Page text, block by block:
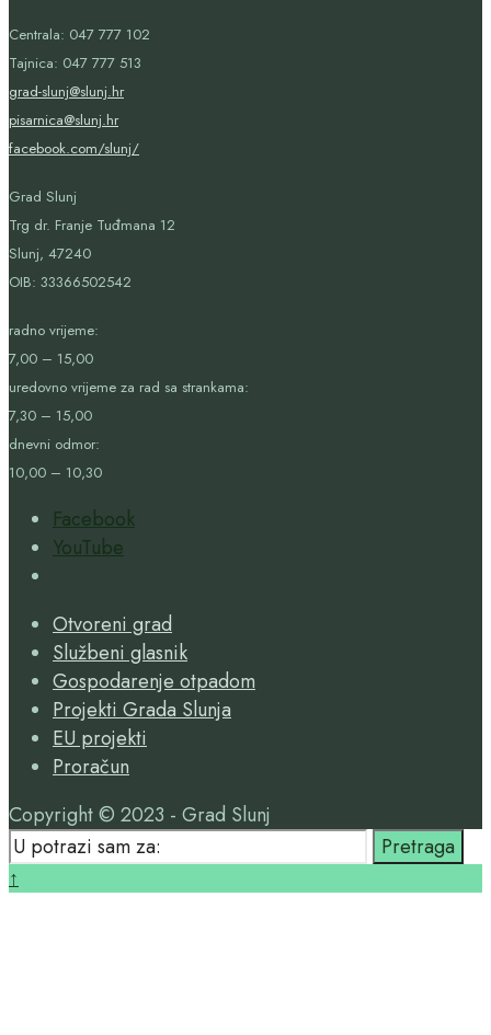
Centrala: 047 777 102
Tajnica: 047 777 513
grad-slunj@slunj.hr
pisarnica@slunj.hr
facebook.com/slunj/
Grad Slunj
Trg dr. Franje Tuđmana 12
Slunj, 47240
OIB: 33366502542
radno vrijeme:
7,00 – 15,00
uredovno vrijeme za rad sa strankama:
7,30 – 15,00
dnevni odmor:
10,00 – 10,30
Facebook
YouTube
Window
Otvoreni grad
Službeni glasnik
Gospodarenje otpadom
Projekti Grada Slunja
EU projekti
Proračun
Copyright © 2023 - Grad Slunj
Search
for:
Pretraga
Close
↑